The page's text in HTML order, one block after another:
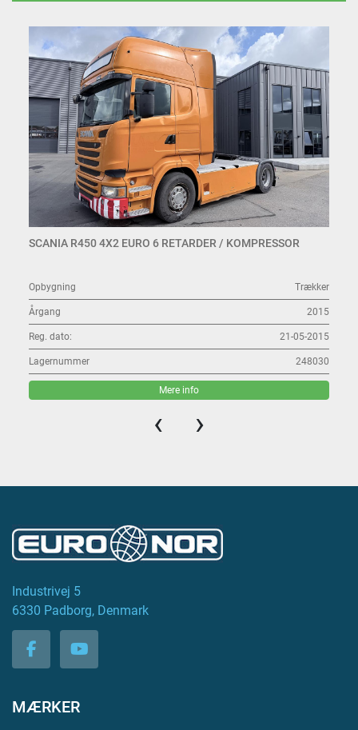
SCANIA R450 4X2 EURO 6 RETARDER / KOMPRESSOR
Opbygning Trækker
Årgang 2015
Reg. dato: 21-05-2015
Lagernummer 248030
Mere info
‹ ›
Industrivej 5
6330 Padborg, Denmark
facebookyoutube
MÆRKER